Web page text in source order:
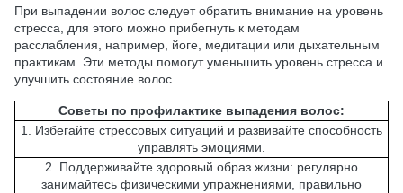
При выпадении волос следует обратить внимание на уровень
стресса, для этого можно прибегнуть к методам
расслабления, например, йоге, медитации или дыхательным
практикам. Эти методы помогут уменьшить уровень стресса и
улучшить состояние волос.
Советы по профилактике выпадения волос:
1. Избегайте стрессовых ситуаций и развивайте способность
управлять эмоциями.
2. Поддерживайте здоровый образ жизни: регулярно
занимайтесь физическими упражнениями, правильно